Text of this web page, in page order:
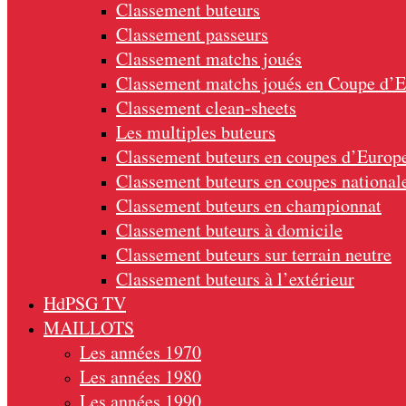
Classement buteurs
Classement passeurs
Classement matchs joués
Classement matchs joués en Coupe
Classement clean-sheets
Les multiples buteurs
Classement buteurs en coupes
Classement buteurs en coupes
Classement buteurs en championnat
Classement buteurs à domicile
Classement buteurs sur terrain neutre
Classement buteurs à l’extérieur
HdPSG TV
MAILLOTS
Les années 1970
Les années 1980
Les années 1990